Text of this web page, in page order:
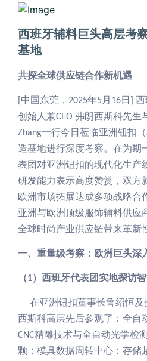
2025-05-16
西班牙辅料巨头高层考
基地
共探全球供应链合作新机遇
中国东莞， 2025年5 月 16日
西
创始人兼CEO 弗朗西斯科先生
Zhang一行今日莅临亚洲钮扣（
造基地进行深度考察。在为期
表团对亚洲钮扣的现代化生产
研发能力表示高度赞赏，双方
欧洲市场拓展达成多项战略合
亚洲与欧洲顶级服饰辅料供应
全球时尚产业供应链带来革新
一、重量级考察：欧洲巨头深
（1）西班牙代表团实地探访
在亚洲钮扣董事长鲁绍恒
西斯科高层先后参观了：全自
CNC精雕技术与全自动光学检
颗；模具数据周转中心：存储